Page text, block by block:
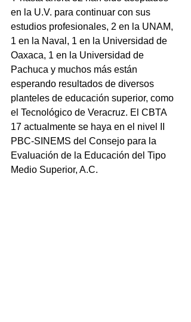
en la U.V. para continuar con sus
estudios profesionales, 2 en la UNAM,
1 en la Naval, 1 en la Universidad de
Oaxaca, 1 en la Universidad de
Pachuca y muchos más están
esperando resultados de diversos
planteles de educación superior, como
el Tecnológico de Veracruz. El CBTA
17 actualmente se haya en el nivel II
PBC-SINEMS del Consejo para la
Evaluación de la Educación del Tipo
Medio Superior, A.C.